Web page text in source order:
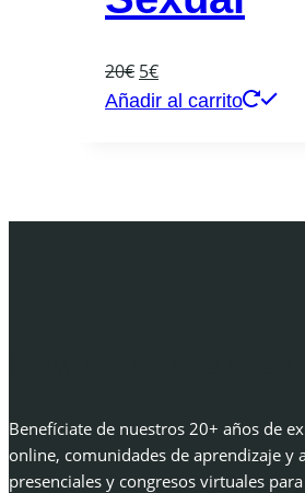
20€ El
precio
5€El
precio
Añadir al carrito
Benefíciate de nuestros 20+ años de
online, comunidades de aprendizaje y
presenciales y congresos virtuales